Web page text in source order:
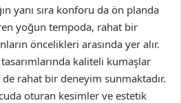
yanı sıra konforu da ön planda
yoğun tempoda, rahat bir
öncelikleri arasında yer alır.
kaliteli kumaşlar
rahat bir deneyim sunmaktadır.
oturan kesimler ve estetik